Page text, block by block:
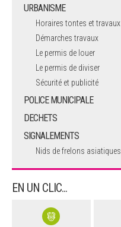
URBANISME
Horaires tontes et travaux
Démarches travaux
Le permis de louer
Le permis de diviser
Sécurité et publicité
POLICE MUNICIPALE
DECHETS
SIGNALEMENTS
Nids de frelons asiatiques
EN UN CLIC...